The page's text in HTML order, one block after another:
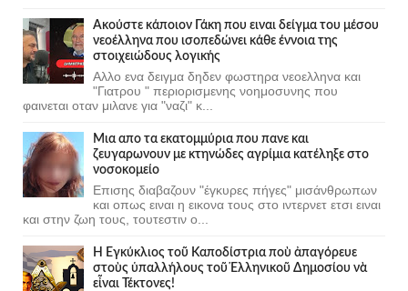
Ακούστε κάποιον Γάκη που ειναι δείγμα του μέσου
νεοέλληνα που ισοπεδώνει κάθε έννοια της
στοιχειώδους λογικής
Αλλο ενα δειγμα δηδεν φωστηρα νεοελληνα και
"Γιατρου " περιορισμενης νοημοσυνης που
φαινεται οταν μιλανε για "ναζι" κ...
Μια απο τα εκατομμύρια που πανε και
ζευγαρωνουν με κτηνώδες αγρίμια κατέληξε στο
νοσοκομείο
Επισης διαβαζουν "έγκυρες πήγες" μισάνθρωπων
και οπως ειναι η εικονα τους στο ιντερνετ ετσι ειναι
και στην ζωη τους, τουτεστιν ο...
Ἡ Ἐγκύκλιος τοῦ Καποδίστρια ποὺ ἀπαγόρευε
στοὺς ὑπαλλήλους τοῦ Ἑλληνικοῦ Δημοσίου νὰ
εἶναι Τέκτονες!